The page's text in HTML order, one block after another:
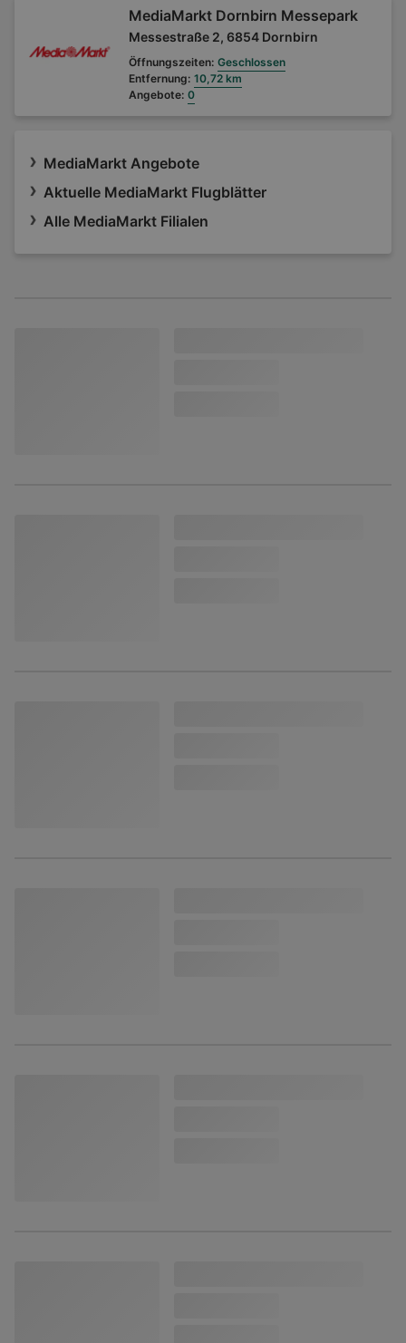
MediaMarkt Dornbirn Messepark
Messestraße 2, 6854 Dornbirn
Öffnungszeiten: Geschlossen
Entfernung: 10,72 km
Angebote: 0
MediaMarkt Angebote
Aktuelle MediaMarkt Flugblätter
Alle MediaMarkt Filialen